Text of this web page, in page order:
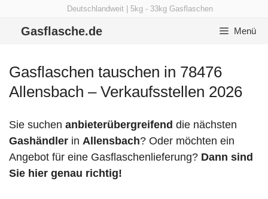
Deutschlandweit | 5kg - 33kg Gasflaschen
Gasflasche.de Menü
Gasflaschen tauschen in 78476
Allensbach – Verkaufsstellen 2026
Sie suchen anbieterübergreifend die nächsten
Gashändler in Allensbach? Oder möchten ein
Angebot für eine Gasflaschenlieferung? Dann sind
Sie hier genau richtig!